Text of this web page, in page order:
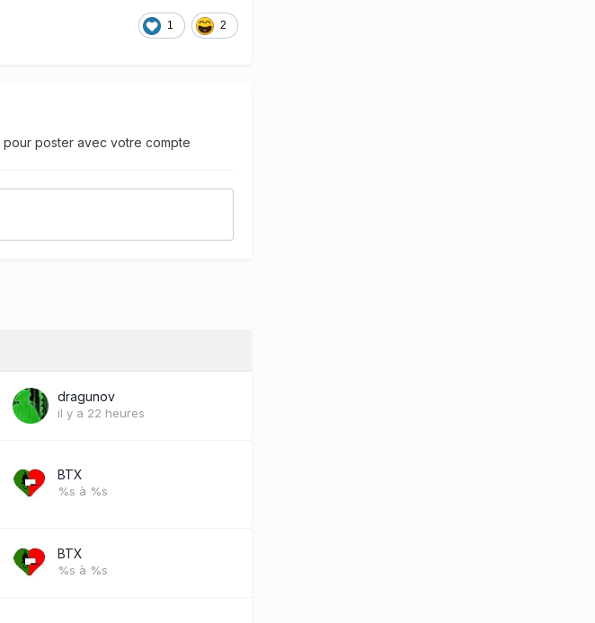
1 2
pour poster avec votre compte
dragunov
il y a 22 heures
BTX
%s à %s
BTX
%s à %s